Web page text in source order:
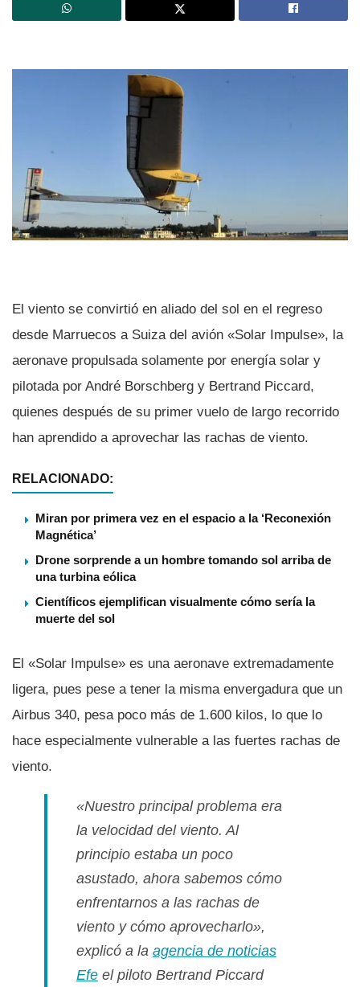
El viento se convirtió en aliado del sol en el regreso
desde Marruecos a Suiza del avión «Solar Impulse», la
aeronave propulsada solamente por energí­a solar y
pilotada por André Borschberg y Bertrand Piccard,
quienes después de su primer vuelo de largo recorrido
han aprendido a aprovechar las rachas de viento.
RELACIONADO:
Miran por primera vez en el espacio a la ‘Reconexión
Magnética’
Drone sorprende a un hombre tomando sol arriba de
una turbina eólica
Cientí­ficos ejemplifican visualmente cómo serí­a la
muerte del sol
El «Solar Impulse» es una aeronave extremadamente
ligera, pues pese a tener la misma envergadura que un
Airbus 340, pesa poco más de 1.600 kilos, lo que lo
hace especialmente vulnerable a las fuertes rachas de
viento.
«Nuestro principal problema era
la velocidad del viento. Al
principio estaba un poco
asustado, ahora sabemos cómo
enfrentarnos a las rachas de
viento y cómo aprovecharlo»,
explicó a la agencia de noticias
Efe el piloto Bertrand Piccard